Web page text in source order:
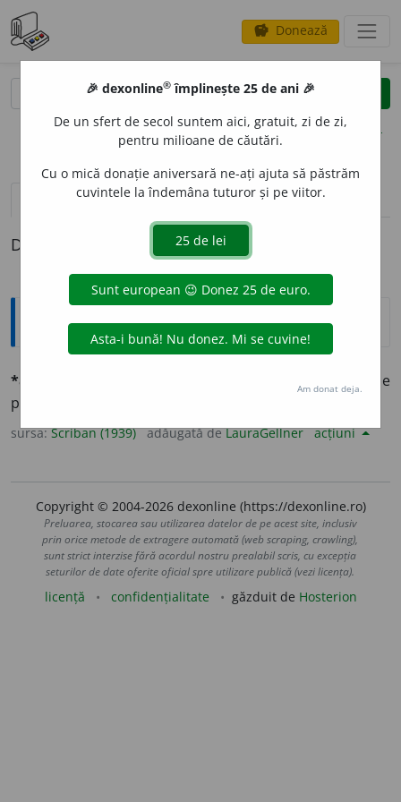
savings Donează
clear
opțiuni
definiții (1)
Definiția cu ID-ul 564680:
Explicative DEX
*aromátic, -ă
). Care miroase
plăcut. S. n. Mirodenie, plantă aromatică.
sursa:Scriban (1939) adăugată deLauraGellner acțiuni
Copyright © 2004-2026 dexonline (https://dexonline.ro)
Preluarea, stocarea sau utilizarea datelor de pe acest site, inclusiv
prin orice metode de extragere automată (web scraping, crawling),
sunt strict interzise fără acordul nostru prealabil scris, cu excepția
seturilor de date oferite oficial spre utilizare publică (vezi licența).
licență confidențialitate găzduit de Hosterion
🎉 dexonline® împlinește 25 de ani 🎉
De un sfert de secol suntem aici, gratuit, zi de zi,
pentru milioane de căutări.
Cu o mică donație aniversară ne-ați ajuta să păstrăm
cuvintele la îndemâna tuturor și pe viitor.
Am donat deja.